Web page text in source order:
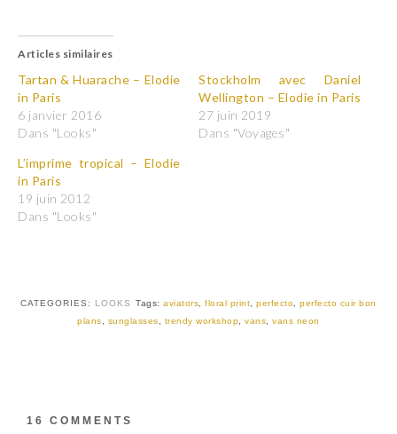
q
e
p
o
u
r
p
a
t
a
g
e
r
s
t
e
a
n
q
e
p
o
r
p
a
t
a
e
r
s
b
o
o
d
a
Articles similaires
Tartan & Huarache – Elodie
in Paris
6 janvier 2016
Dans "Looks"
Stockholm avec Daniel
Wellington – Elodie in Paris
27 juin 2019
Dans "Voyages"
L’imprime tropical – Elodie
in Paris
19 juin 2012
Dans "Looks"
CATEGORIES: LOOKS Tags:aviators,floral print,perfecto,perfecto cuir bon
plans, sunglasses, trendy workshop,vans,vans neon
16 COMMENTS